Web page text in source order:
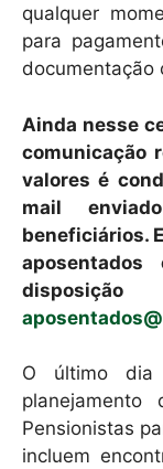
qualquer
para
documentação
Ainda nesse
comunicação
valores é
mail
beneficiários.
O último dia
Pensionistas
incluem